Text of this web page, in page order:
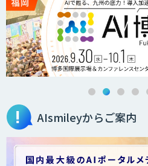
secondz
法人向けAI
員」
2層ナレッジ
AIsmileyからご案内